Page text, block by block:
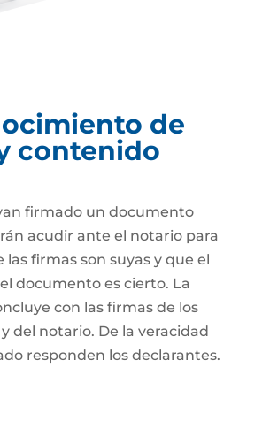
de
contenido
firmado un documento
acudir ante el notario para
las firmas son suyas y que el
documento es cierto. La
con las firmas de los
del notario. De la veracidad
responden los declarantes.